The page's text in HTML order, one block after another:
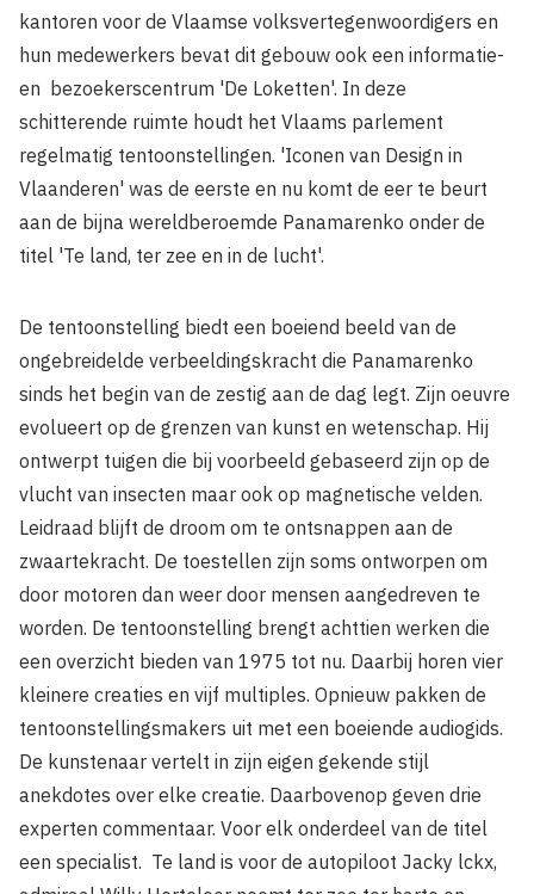
kantoren voor de Vlaamse volksverte­genwoordigers en
hun medewerkers bevat dit gebouw ook een infor­matie-
en bezoekerscentrum 'De Loketten'. In deze
schitterende ruimte houdt het Vlaams parlement
regelmatig tentoonstellingen. 'Iconen van Design in
Vlaanderen' was de eerste en nu komt de eer te beurt
aan de bijna wereldberoemde Panamarenko onder de
titel 'Te land, ter zee en in de lucht'.
De tentoonstelling biedt een boeiend beeld van de
ongebreidelde ver­beeldingskracht die Panamarenko
sinds het begin van de zestig aan de dag legt. Zijn oeuvre
evo­lueert op de grenzen van kunst en wetenschap. Hij
ontwerpt tuigen die bij­ voorbeeld gebaseerd zijn op de
vlucht van insecten maar ook op magnetische velden.
Leidraad blijft de droom om te ontsnappen aan de
zwaartekracht. De toestellen zijn soms ontworpen om
door motoren dan weer door mensen aangedreven te
wor­den. De tentoonstelling brengt achttien werken die
een overzicht bieden van 1975 tot nu. Daarbij horen vier
kleinere creaties en vijf multiples. Opnieuw pakken de
tentoonstellingsmakers uit met een boeiende au­diogids.
De kunstenaar vertelt in zijn eigen gekende stijl
anekdotes over elke creatie. Daarbovenop geven drie
experten commentaar. Voor elk onderdeel van de titel
een specialist. Te land is voor de autopiloot Jacky lckx,